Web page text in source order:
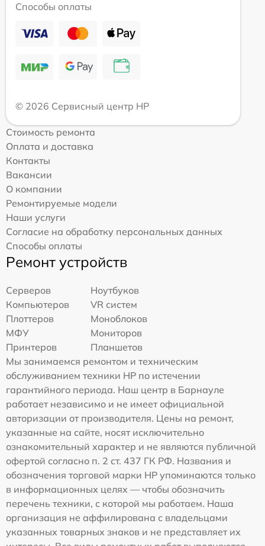
Способы оплаты
© 2026 Сервисный центр HP
Стоимость ремонта
Оплата и доставка
Контакты
Вакансии
О компании
Ремонтируемые модели
Наши услуги
Согласие на обработку персональных данных
Способы оплаты
Ремонт устройств
Серверов
Ноутбуков
Компьютеров
VR систем
Плоттеров
Моноблоков
МФУ
Мониторов
Принтеров
Планшетов
Мы занимаемся ремонтом и техническим
обслуживанием техники HP по истечении
гарантийного периода. Наш центр в Барнауле
работает независимо и не имеет официальной
авторизации от производителя. Цены на ремонт,
указанные на сайте, носят исключительно
ознакомительный характер и не являются публичной
офертой согласно п. 2 ст. 437 ГК РФ. Названия и
обозначения торговой марки HP упоминаются только
в информационных целях — чтобы обозначить
перечень техники, с которой мы работаем. Наша
организация не аффилирована с владельцами
указанных товарных знаков и не представляет их